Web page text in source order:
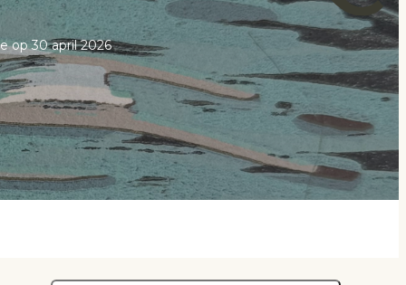
op 30 april 2026